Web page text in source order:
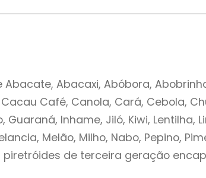
Abacaxi, Abóbora,
Café, Canola, Cará, Cebola,
Inhame, Jiló, Kiwi, Lentilha,
Melão, Milho, Nabo, Pepino,
piretróides de terceira geração